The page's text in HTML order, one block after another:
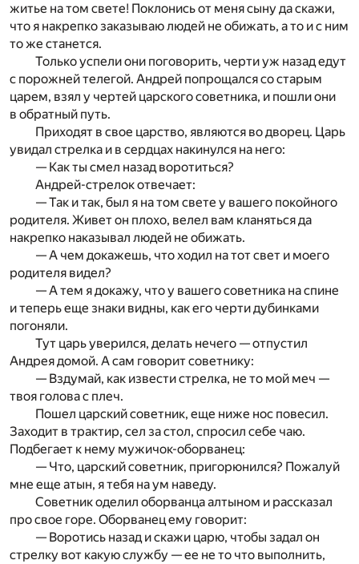
житье на том свете! Поклонись от меня сыну да скажи,
что я накрепко заказываю людей не обижать, а то и с ним
то же станется.
Только успели они поговорить, черти уж назад едут
с порожней телегой. Андрей попрощался со старым
царем, взял у чертей царского советника, и пошли они
в обратный путь.
Приходят в свое царство, являются во дворец. Царь
увидал стрелка и в сердцах накинулся на него:
— Как ты смел назад воротиться?
Андрей-стрелок отвечает:
— Так и так, был я на том свете у вашего покойного
родителя. Живет он плохо, велел вам кланяться да
накрепко наказывал людей не обижать.
— А чем докажешь, что ходил на тот свет и моего
родителя видел?
— А тем я докажу, что у вашего советника на спине
и теперь еще знаки видны, как его черти дубинками
погоняли.
Тут царь уверился, делать нечего — отпустил
Андрея домой. А сам говорит советнику:
— Вздумай, как извести стрелка, не то мой меч —
твоя голова с плеч.
Пошел царский советник, еще ниже нос повесил.
Заходит в трактир, сел за стол, спросил себе чаю.
Подбегает к нему мужичок-оборванец:
— Что, царский советник, пригорюнился? Пожалуй
мне еще атын, я тебя на ум наведу.
Советник оделил оборванца алтыном и рассказал
про свое горе. Оборванец ему говорит:
— Воротись назад и скажи царю, чтобы задал он
стрелку вот какую службу — ее не то что выполнить,